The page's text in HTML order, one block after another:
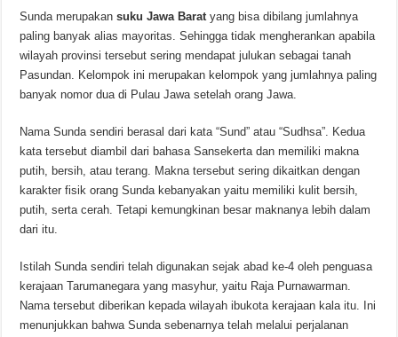
Sunda merupakansuku Jawa Baratyang bisa dibilang jumlahnya
paling banyak alias mayoritas. Sehingga tidak mengherankan apabila
wilayah provinsi tersebut sering mendapat julukan sebagai tanah
Pasundan. Kelompok ini merupakan kelompok yang jumlahnya paling
banyak nomor dua di Pulau Jawa setelah orang Jawa.
Nama Sunda sendiri berasal dari kata “Sund” atau “Sudhsa”. Kedua
kata tersebut diambil dari bahasa Sansekerta dan memiliki makna
putih, bersih, atau terang. Makna tersebut sering dikaitkan dengan
karakter fisik orang Sunda kebanyakan yaitu memiliki kulit bersih,
putih, serta cerah. Tetapi kemungkinan besar maknanya lebih dalam
dari itu.
Istilah Sunda sendiri telah digunakan sejak abad ke-4 oleh penguasa
kerajaan Tarumanegara yang masyhur, yaitu Raja Purnawarman.
Nama tersebut diberikan kepada wilayah ibukota kerajaan kala itu. Ini
menunjukkan bahwa Sunda sebenarnya telah melalui perjalanan